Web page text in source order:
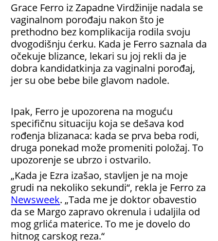
Grace Ferro iz Zapadne Virdžinije nadala se
vaginalnom porođaju nakon što je
prethodno bez komplikacija rodila svoju
dvogodišnju ćerku. Kada je Ferro saznala da
očekuje blizance, lekari su joj rekli da je
dobra kandidatkinja za vaginalni porođaj,
jer su obe bebe bile glavom nadole.
Ipak, Ferro je upozorena na moguću
specifičnu situaciju koja se dešava kod
rođenja blizanaca: kada se prva beba rodi,
druga ponekad može promeniti položaj. To
upozorenje se ubrzo i ostvarilo.
„Kada je Ezra izašao, stavljen je na moje
grudi na nekoliko sekundi“, rekla je Ferro za
Newsweek. „Tada me je doktor obavestio
da se Margo zapravo okrenula i udaljila od
mog grlića materice. To me je dovelo do
hitnog carskog reza.“